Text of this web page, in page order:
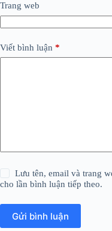
Trang web
Viết bình luận *
Lưu tên, email và trang
cho lần bình luận tiếp theo.
Gửi bình luận